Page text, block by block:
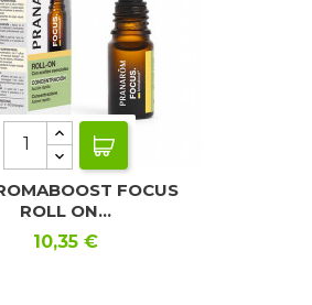
FOCUS
ROLL ON...
Precio
10,35 €